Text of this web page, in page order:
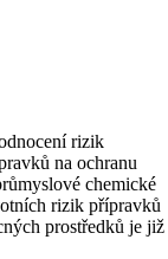
rizik
na ochranu
chemické
rizik přípravků
prostředků je již